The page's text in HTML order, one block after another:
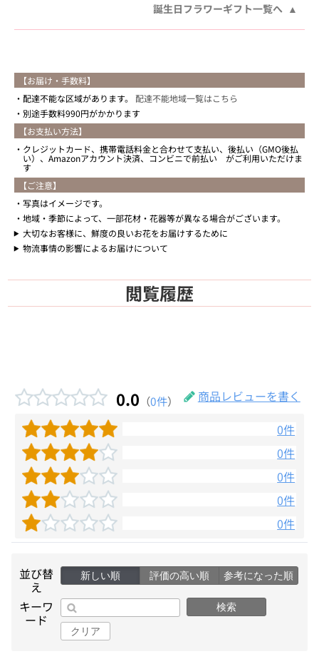
誕生日フラワーギフト一覧へ
【お届け・手数料】
配達不能な区域があります。 配達不能地域一覧はこちら
別途手数料990円がかかります
【お支払い方法】
クレジットカード、携帯電話料金と合わせて支払い、後払い（GMO後払
い）、Amazonアカウント決済、コンビニで前払い がご利用いただけま
す
【ご注意】
写真はイメージです。
地域・季節によって、一部花材・花器等が異なる場合がございます。
大切なお客様に、鮮度の良いお花をお届けするために
物流事情の影響によるお届けについて
閲覧履歴
0.0 （0件）
商品レビューを書く
0件
0件
0件
0件
0件
並び替
え
新しい順 評価の高い順 参考になった順
キーワ
ード
検索
クリア